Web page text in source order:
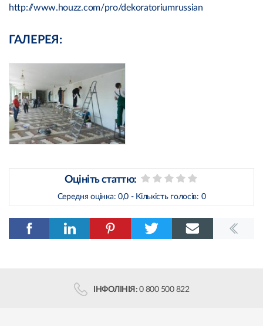
http://www.houzz.com/pro/dekoratoriumrussian
ГАЛЕРЕЯ:
Оцініть статтю:
Середня оцінка: 0,0 - Кількість голосів: 0
ІНФОЛІНІЯ: 0 800 500 822